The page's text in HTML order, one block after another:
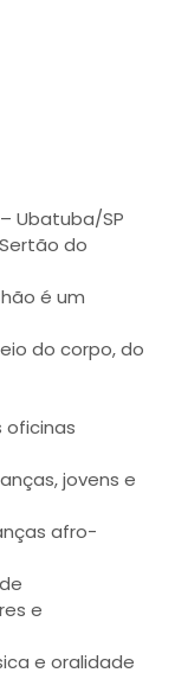
Ubatuba/SP
do
é um
do corpo, do
oficinas
jovens e
afro-
e
e oralidade